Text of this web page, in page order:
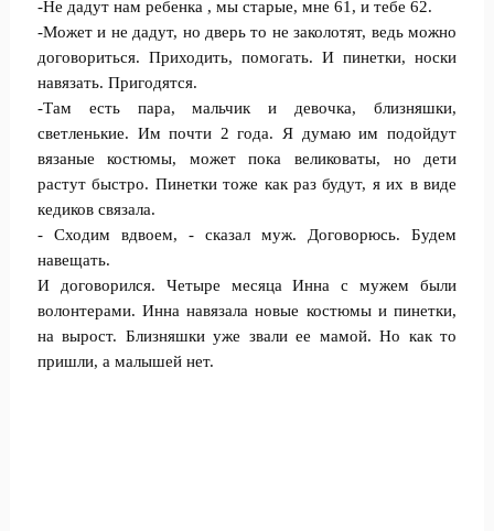
-Не дадут нам ребенка , мы старые, мне 61, и тебе 62.
-Может и не дадут, но дверь то не заколотят, ведь можно
договориться. Приходить, помогать. И пинетки, носки
навязать. Пригодятся.
-Там есть пара, мальчик и девочка, близняшки,
светленькие. Им почти 2 года. Я думаю им подойдут
вязаные костюмы, может пока великоваты, но дети
растут быстро. Пинетки тоже как раз будут, я их в виде
кедиков связала.
- Сходим вдвоем, - сказал муж. Договорюсь. Будем
навещать.
И договорился. Четыре месяца Инна с мужем были
волонтерами. Инна навязала новые костюмы и пинетки,
на вырост. Близняшки уже звали ее мамой. Но как то
пришли, а малышей нет.